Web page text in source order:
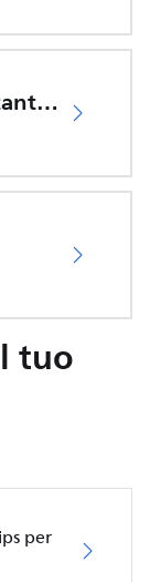
Informazioni importanti sulla sicurezza
tuo
per